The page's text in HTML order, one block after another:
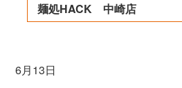
麺処HACK 中崎店
6月13日